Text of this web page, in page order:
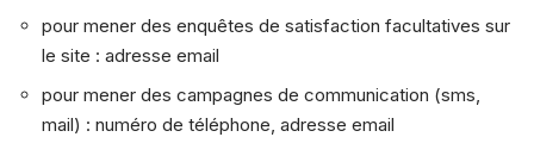
pour mener des enquêtes de satisfaction facultatives sur
le site : adresse email
pour mener des campagnes de communication (sms,
mail) : numéro de téléphone, adresse email